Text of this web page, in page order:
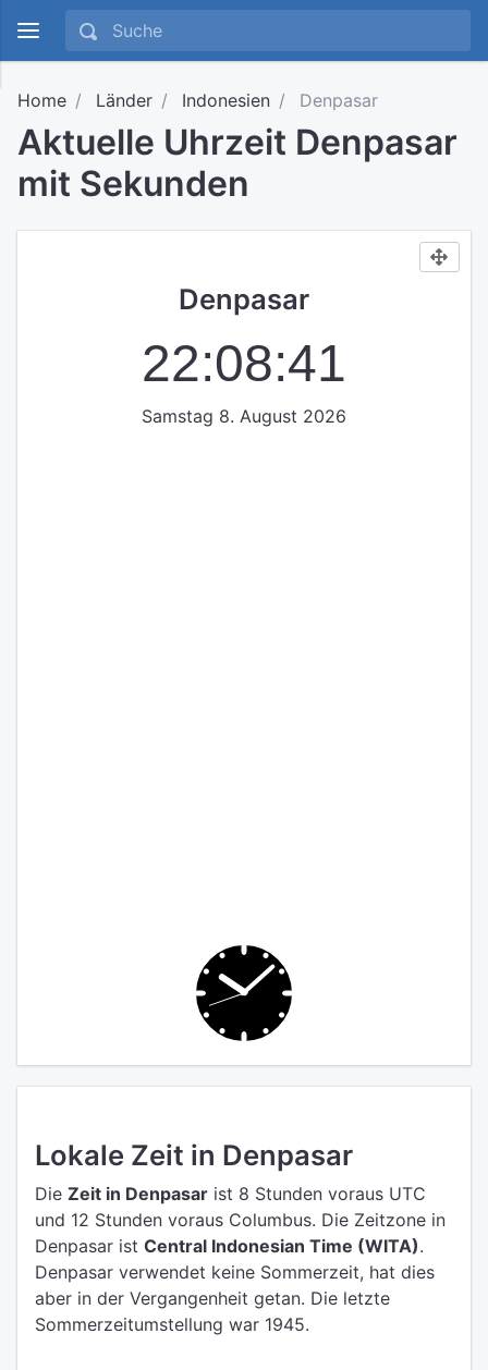
Home Länder Indonesien Denpasar
Aktuelle Uhrzeit Denpasar
mit Sekunden
Denpasar
22:08:42
Samstag 8. August 2026
Lokale Zeit in Denpasar
Die Zeit in Denpasar ist 8 Stunden voraus UTC
und 12 Stunden voraus Columbus. Die Zeitzone in
Denpasar ist Central Indonesian Time (WITA).
Denpasar verwendet keine Sommerzeit, hat dies
aber in der Vergangenheit getan. Die letzte
Sommerzeitumstellung war 1945.